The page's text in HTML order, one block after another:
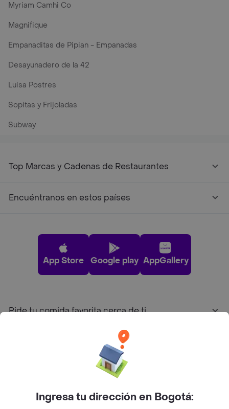
Myriam Camhi Co
Magnifique
Empanaditas de Pipian - Empanadas
Desayunadero de la 42
Luisa Postres
Sopitas y Frijoladas
Subway
Top Marcas y Cadenas de Restaurantes
Encuéntranos en estos países
App Store Google play AppGallery
Pide tu comida favorita cerca de ti
Sobre Rappi
Ingresa tu dirección en Bogotá: